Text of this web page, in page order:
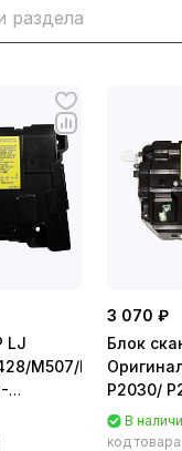
LJ
M507/M528
OEM
3 070 ₽
Блок
P2030/
P2055
6382)
В
код товара: